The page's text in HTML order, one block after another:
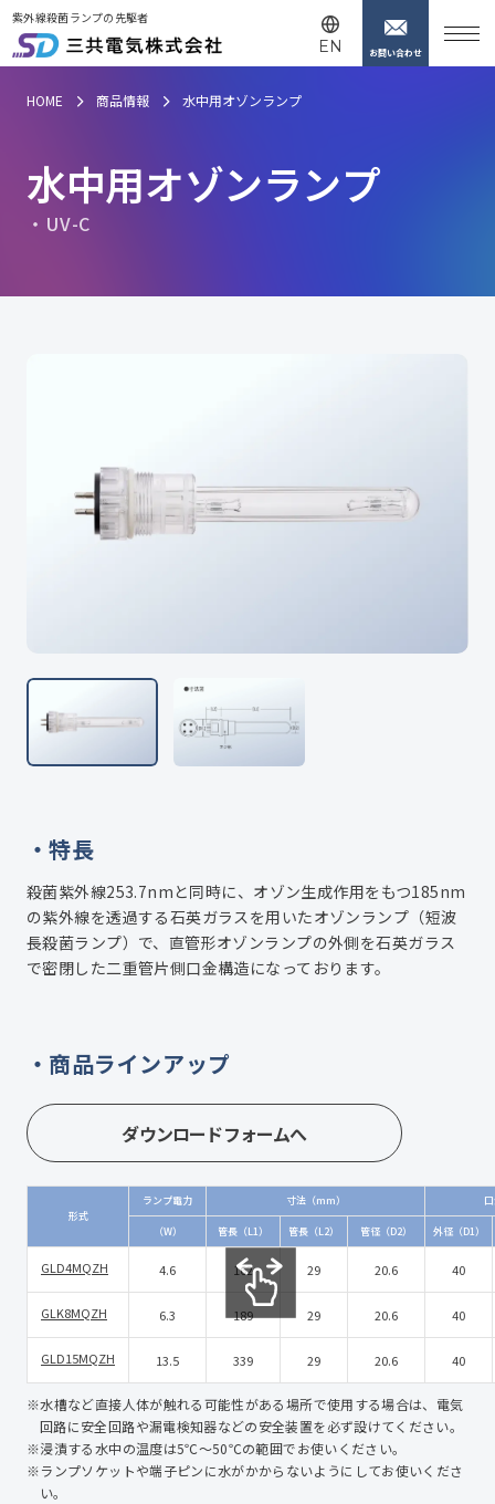
紫外線殺菌ランプの先駆者
EN お問い合わせ
HOME 商品情報 水中用オゾンランプ
水中用オゾンランプ
UV-C
特長
殺菌紫外線253.7nmと同時に、オゾン生成作用をもつ185nm
の紫外線を透過する石英ガラスを用いたオゾンランプ（短波
長殺菌ランプ）で、直管形オゾンランプの外側を石英ガラス
で密閉した二重管片側口金構造になっております。
商品ラインアップ
形式
ランプ電力 寸法（mm）
（W） 管長（L1） 管長（L2） 管径（D2） 外径（D1）
GLD4MQZH 4.6 162 29 20.6 40
GLK8MQZH 6.3 189 29 20.6 40
GLD15MQZH 13.5 339 29 20.6 40
※⽔槽など直接⼈体が触れる可能性がある場所で使用する場合は、電気
回路に安全回路や漏電検知器などの安全装置を必ず設けてください。
※浸漬する⽔中の温度は5℃〜50℃の範囲でお使いください。
※ランプソケットや端子ピンに⽔がかからないようにしてお使いくださ
い。